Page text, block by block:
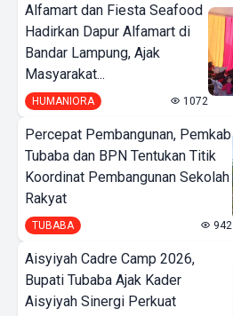
Alfamart dan Fiesta Seafood
Hadirkan Dapur Alfamart di
Bandar Lampung, Ajak
Masyarakat...
HUMANIORA 1072
Percepat Pembangunan, Pemkab
Tubaba dan BPN Tentukan Titik
Koordinat Pembangunan Sekolah
Rakyat
TUBABA 942
Aisyiyah Cadre Camp 2026,
Bupati Tubaba Ajak Kader
Aisyiyah Sinergi Perkuat